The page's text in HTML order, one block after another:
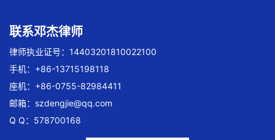
联系邓杰律师
律师执业证号：14403201810022100
手机：+86-13715198118
座机：+86-0755-82984411
邮箱： szdengjie@qq.com
Q Q：578700168